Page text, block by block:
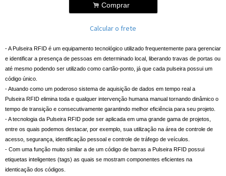
. Comprar
Calcular o frete
- A Pulseira RFID é um equipamento tecnológico utilizado frequentemente para gerenciar
e identificar a presença de pessoas em determinado local, liberando travas de portas ou
até mesmo podendo ser utilizado como cartão-ponto, já que cada pulseira possui um
código único.
- Atuando como um poderoso sistema de aquisição de dados em tempo real a
Pulseira RFID elimina toda e qualquer intervenção humana manual tornando dinâmico o
tempo de transição e consecutivamente garantindo melhor eficiência para seu projeto.
- A tecnologia da Pulseira RFID pode ser aplicada em uma grande gama de projetos,
entre os quais podemos destacar, por exemplo, sua utilização na área de controle de
acesso, segurança, identificação pessoal e controle de tráfego de veículos.
- Com uma função muito similar a de um código de barras a Pulseira RFID possui
etiquetas inteligentes (tags) as quais se mostram componentes eficientes na
identicação dos códigos.